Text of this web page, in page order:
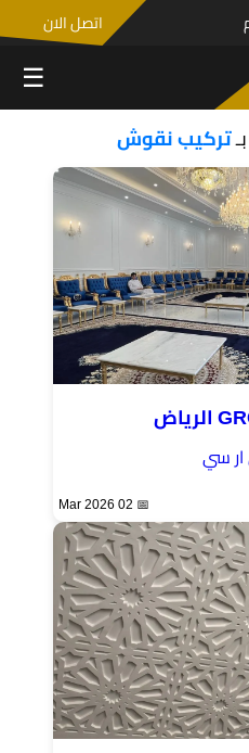
اتصل الان
☰
تركيب نقوش
سي
📅 02 Mar 2026